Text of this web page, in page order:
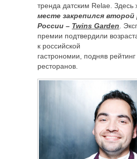
тренда датским Relae. Здесь
месте закрепился второй
России – Twins Garden .
премии подтвердили
к российской
гастрономии, подняв
ресторанов.